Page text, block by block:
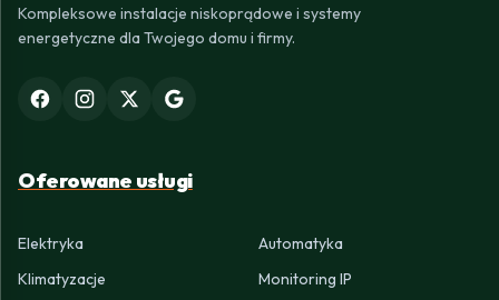
Kompleksowe instalacje niskoprądowe i systemy
energetyczne dla Twojego domu i firmy.
Oferowane usługi
Elektryka
Automatyka
Klimatyzacje
Monitoring IP